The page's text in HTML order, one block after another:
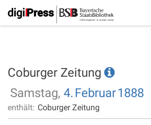
Coburger Zeitung
Samstag, 4. Februar1888
enthält: Coburger Zeitung